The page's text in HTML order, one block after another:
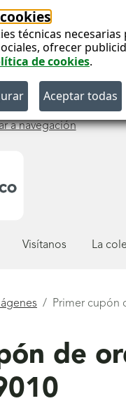
técnicas
ofrecer
de cookies.
a navegación
Visítanos La
Primer cupón
de